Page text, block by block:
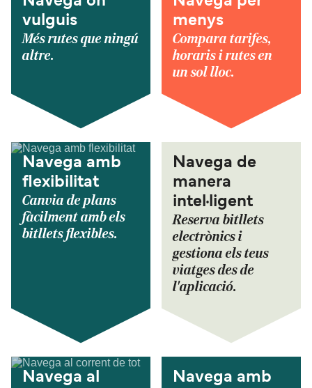
vulguis
Més rutes que ningú
altre.
menys
Compara tarifes,
horaris i rutes en
un sol lloc.
Navega amb
flexibilitat
Canvia de plans
fàcilment amb els
bitllets flexibles.
Navega de
manera
intel·ligent
Reserva bitllets
electrònics i
gestiona els teus
viatges des de
l'aplicació.
Navega al
Navega amb